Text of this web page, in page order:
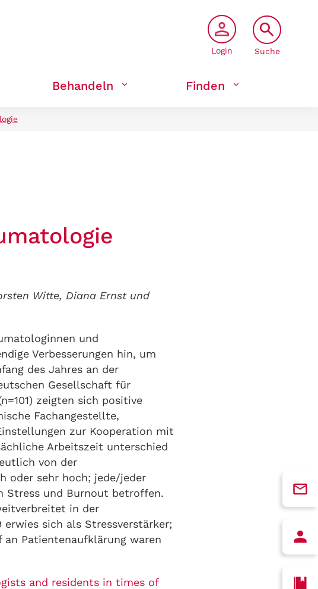
Suche
Login
Behandeln Finden
Witte, Diana Ernst und
und
Verbesserungen hin, um
des Jahres an der
Gesellschaft für
zeigten sich positive
Fachangestellte,
zur Kooperation mit
Arbeitszeit unterschied
von der
oder sehr hoch; jede/jeder
Stress und Burnout betroffen.
in der
erwies sich als Stressverstärker;
Patientenaufklärung waren
and residents in times of